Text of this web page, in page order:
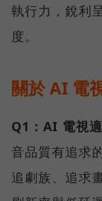
執行力，銳利
度。
關於 AI 電
Q1：AI 電視
音品質有追求
追劇族、追求